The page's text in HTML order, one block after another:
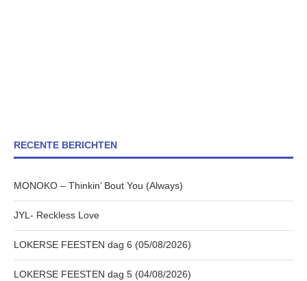
RECENTE BERICHTEN
MONOKO – Thinkin’ Bout You (Always)
JYL- Reckless Love
LOKERSE FEESTEN dag 6 (05/08/2026)
LOKERSE FEESTEN dag 5 (04/08/2026)